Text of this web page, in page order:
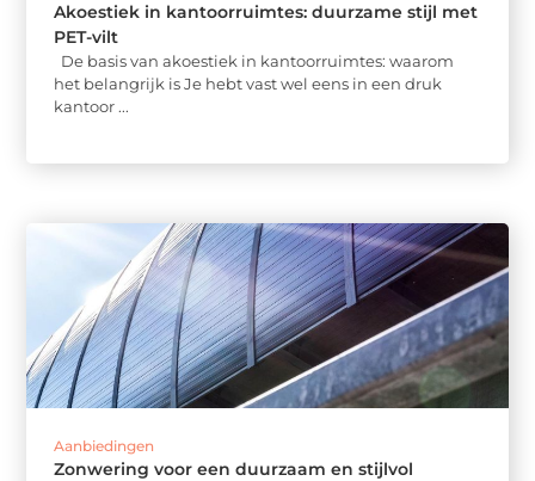
Akoestiek in kantoorruimtes: duurzame stijl met
PET-vilt
De basis van akoestiek in kantoorruimtes: waarom
het belangrijk is Je hebt vast wel eens in een druk
kantoor ...
Aanbiedingen
Zonwering voor een duurzaam en stijlvol